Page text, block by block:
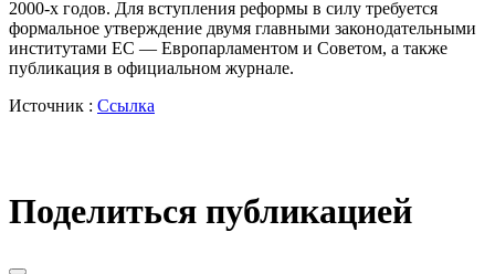
2000-х годов. Для вступления реформы в силу требуется
формальное утверждение двумя главными законодательными
институтами ЕС — Европарламентом и Советом, а также
публикация в официальном журнале.
Источник : Ссылка
Поделиться публикацией